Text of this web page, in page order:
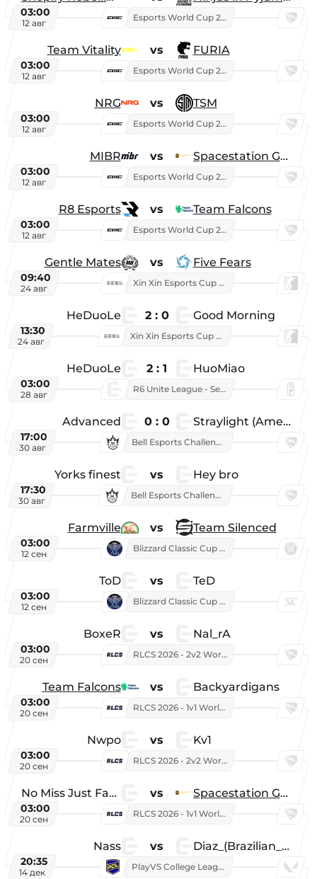
03:00
12 авг
Esports World Cup 2026
Team Vitality vs FURIA
03:00
12 авг
Esports World Cup 2026
NRG vs TSM
03:00
12 авг
Esports World Cup 2026
MIBR vs Spacestation Gaming
03:00
12 авг
Esports World Cup 2026
R8 Esports vs Team Falcons
03:00
12 авг
Esports World Cup 2026
Gentle Mates vs Five Fears
09:40
24 авг
Xin Xin Esports Cup 2025
HeDuoLe 2 : 0 Good Morning
13:30
24 авг
Xin Xin Esports Cup 2026
HeDuoLe 2 : 1 HuoMiao
03:00
28 авг
R6 Unite League - Season 1
Advanced 0 : 0 Straylight (American team)
17:00
30 авг
Bell Esports Challenge 2026
Yorks finest vs Hey bro
17:30
30 авг
Bell Esports Challenge 2026
Farmville vs Team Silenced
03:00
12 сен
Blizzard Classic Cup 2026
ToD vs TeD
03:00
12 сен
Blizzard Classic Cup 2026
BoxeR vs Nal_rA
03:00
20 сен
RLCS 2026 - 2v2 World Championship
Team Falcons vs Backyardigans
03:00
20 сен
RLCS 2026 - 1v1 World Championship
Nwpo vs Kv1
03:00
20 сен
RLCS 2026 - 2v2 World Championship
No Miss Just Fake vs Spacestation Gaming
03:00
20 сен
RLCS 2026 - 1v1 World Championship
Nass vs Diaz_(Brazilian_Player)
20:35
14 дек
PlayVS College League 2025: Fall